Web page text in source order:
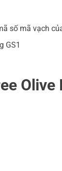
số mã vạch
GS1
Olive